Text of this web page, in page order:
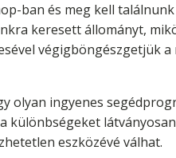
ban és meg kell
keresett állományt,
végigböngészgetjük
olyan ingyenes
eszközévé válhat.